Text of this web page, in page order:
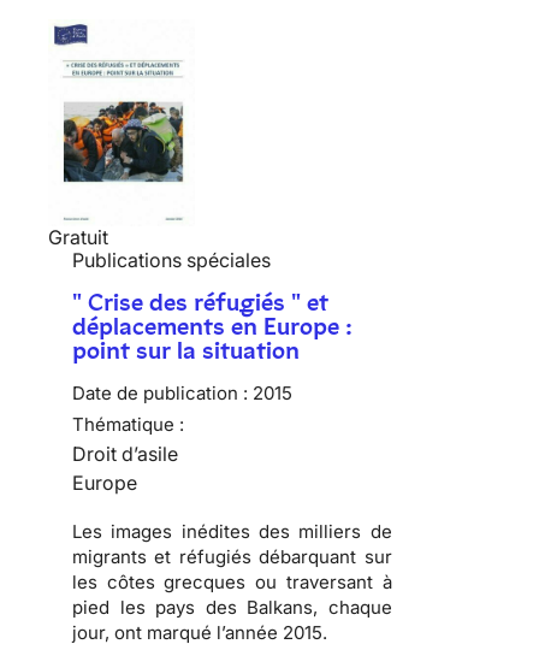
Gratuit
Publications spéciales
" Crise des réfugiés " et
déplacements en Europe :
point sur la situation
Date de publication : 2015
Thématique :
Droit d’asile
Europe
Les images inédites des milliers de
migrants et réfugiés débarquant sur
les côtes grecques ou traversant à
pied les pays des Balkans, chaque
jour, ont marqué l’année 2015.